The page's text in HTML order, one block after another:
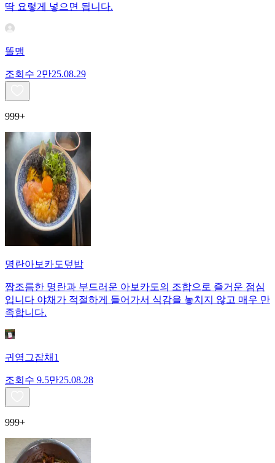
딱 요렇게 넣으면 됩니다.
똘맹
조회수 2만25.08.29
999+
명란아보카도덮밥
짭조름한 명란과 부드러운 아보카도의 조합으로 즐거운 점심
입니다 야채가 적절하게 들어가서 식감을 놓치지 않고 매우 만
족합니다.
귀염그잡채1
조회수 9.5만25.08.28
999+